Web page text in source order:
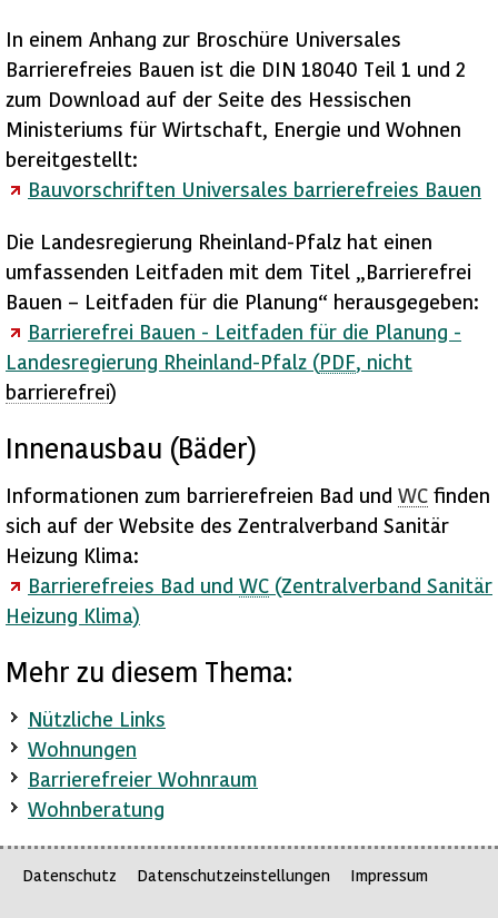
In einem Anhang zur Broschüre Universales
Barrierefreies Bauen ist die DIN 18040 Teil 1 und 2
zum Download auf der Seite des Hessischen
Ministeriums für Wirtschaft, Energie und Wohnen
bereitgestellt:
Bauvorschriften Universales barrierefreies Bauen
Die Landesregierung Rheinland-Pfalz hat einen
umfassenden Leitfaden mit dem Titel „Barrierefrei
Bauen – Leitfaden für die Planung“ herausgegeben:
Barrierefrei Bauen - Leitfaden für die Planung -
Landesregierung Rheinland-Pfalz (PDF, nicht
barrierefrei)
Innenausbau (Bäder)
Informationen zum barrierefreien Bad und WC finden
sich auf der Website des Zentralverband Sanitär
Heizung Klima:
Barrierefreies Bad und WC (Zentralverband Sanitär
Heizung Klima)
Mehr zu diesem Thema:
Nützliche Links
Wohnungen
Barrierefreier Wohnraum
Wohnberatung
Datenschutz Datenschutzeinstellungen Impressum